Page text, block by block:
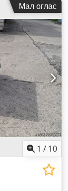
Мал оглас
1 / 10